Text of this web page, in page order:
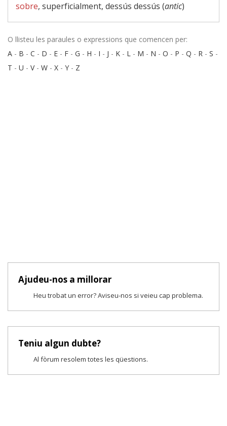
sobre, superficialment, dessús dessús (antic)
O llisteu les paraules o expressions que comencen per:
A - B - C - D - E - F - G - H - I - J - K - L - M - N - O - P - Q - R - S -
T - U - V- W - X - Y - Z
Ajudeu-nos a millorar
Heu trobat un error? Aviseu-nos si veieu cap problema.
Teniu algun dubte?
Al fòrum resolem totes les qüestions.